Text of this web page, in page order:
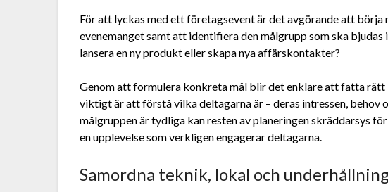
För att lyckas med ett företagsevent är det avgörande att
evenemanget samt att identifiera den målgrupp som ska
lansera en ny produkt eller skapa nya affärskontakter?
Genom att formulera konkreta mål blir det enklare att fatta rätt
viktigt är att förstå vilka deltagarna är – deras intressen, behov
målgruppen är tydliga kan resten av planeringen skräddarsys
en upplevelse som verkligen engagerar deltagarna.
Samordna teknik, lokal och